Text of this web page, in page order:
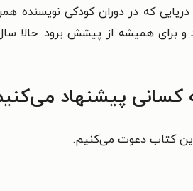
که در دوران کودکی نویسنده
و برای همیشه از پیشش برود. حالا
کسانی پیشنهاد
این کتاب دعوت می‌کنیم.